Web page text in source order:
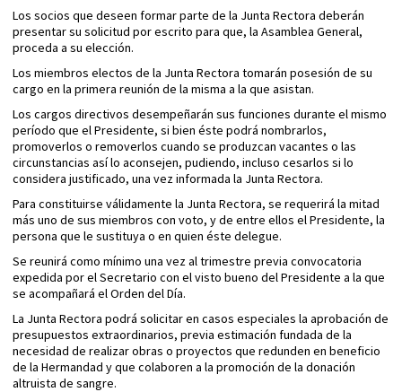
Los socios que deseen formar parte de la Junta Rectora deberán
presentar su solicitud por escrito para que, la Asamblea General,
proceda a su elección.
Los miembros electos de la Junta Rectora tomarán posesión de su
cargo en la primera reunión de la misma a la que asistan.
Los cargos directivos desempeñarán sus funciones durante el mismo
período que el Presidente, si bien éste podrá nombrarlos,
promoverlos o removerlos cuando se produzcan vacantes o las
circunstancias así lo aconsejen, pudiendo, incluso cesarlos si lo
considera justificado, una vez informada la Junta Rectora.
Para constituirse válidamente la Junta Rectora, se requerirá la mitad
más uno de sus miembros con voto, y de entre ellos el Presidente, la
persona que le sustituya o en quien éste delegue.
Se reunirá como mínimo una vez al trimestre previa convocatoria
expedida por el Secretario con el visto bueno del Presidente a la que
se acompañará el Orden del Día.
La Junta Rectora podrá solicitar en casos especiales la aprobación de
presupuestos extraordinarios, previa estimación fundada de la
necesidad de realizar obras o proyectos que redunden en beneficio
de la Hermandad y que colaboren a la promoción de la donación
altruista de sangre.